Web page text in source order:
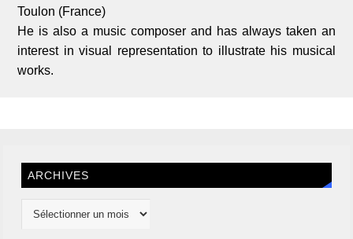
Toulon (France)
He is also a music composer and has always taken an
interest in visual representation to illustrate his musical
works.
ARCHIVES